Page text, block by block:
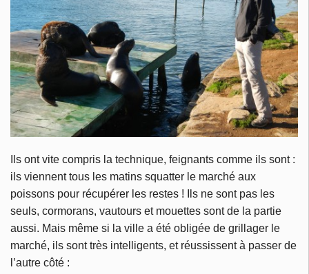
Ils ont vite compris la technique, feignants comme ils sont :
ils viennent tous les matins squatter le marché aux
poissons pour récupérer les restes ! Ils ne sont pas les
seuls, cormorans, vautours et mouettes sont de la partie
aussi. Mais même si la ville a été obligée de grillager le
marché, ils sont très intelligents, et réussissent à passer de
l’autre côté :